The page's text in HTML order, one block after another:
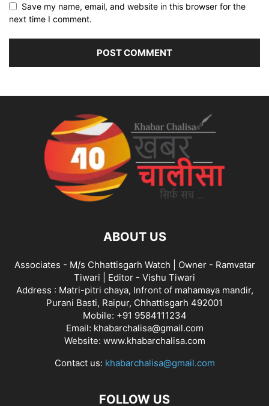
Save my name, email, and website in this browser for the
next time I comment.
ABOUT US
Associates - M/s Chhattisgarh Watch | Owner - Ramvatar
Tiwari | Editor - Vishu Tiwari
Address : Matri-pitri chaya, Infront of mahamaya mandir,
Purani Basti, Raipur, Chhattisgarh 492001
Mobile: +91 9584111234
Email: khabarchalisa@gmail.com
Website: www.khabarchalisa.com
Contact us: khabarchalisa@gmail.com
FOLLOW US